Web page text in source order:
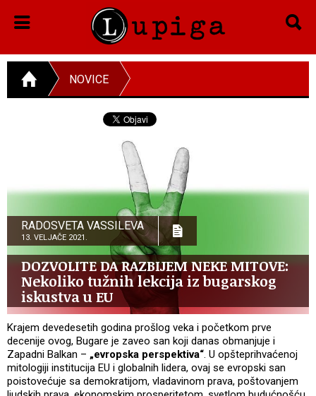
NOVICE
RADOSVETA VASSILEVA
13. VELJAČE 2021.
DOZVOLITE DA RAZBIJEM NEKE MITOVE:
Nekoliko tužnih lekcija iz bugarskog
iskustva u EU
Krajem devedesetih godina prošlog veka i početkom prve
decenije ovog, Bugare je zaveo san koji danas obmanjuje i
Zapadni Balkan – „evropska perspektiva“. U opšteprihvaćenoj
mitologiji institucija EU i globalnih lidera, ovaj se evropski san
poistovećuje sa demokratijom, vladavinom prava, poštovanjem